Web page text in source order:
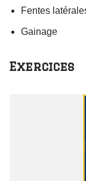
Fentes
Gainage
Exercices